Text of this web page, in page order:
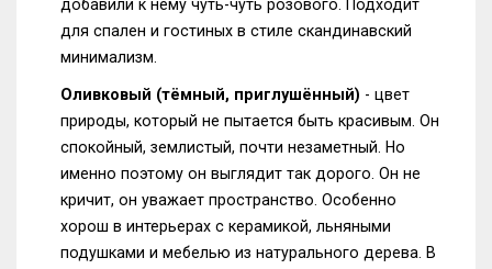
добавили к нему чуть-чуть розового. Подходит
для спален и гостиных в стиле скандинавский
минимализм.
Оливковый (тёмный, приглушённый) - цвет
природы, который не пытается быть красивым. Он
спокойный, землистый, почти незаметный. Но
именно поэтому он выглядит так дорого. Он не
кричит, он уважает пространство. Особенно
хорош в интерьерах с керамикой, льняными
подушками и мебелью из натурального дерева. В